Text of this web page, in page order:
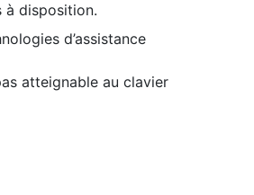
à disposition.
d’assistance
atteignable au clavier